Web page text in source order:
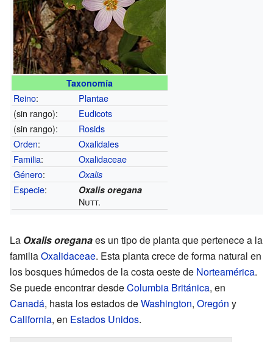
Taxonomía
Reino:
Plantae
(sin rango):
Eudicots
(sin rango):
Rosids
Orden:
Oxalidales
Familia:
Oxalidaceae
Género: Oxalis
Especie: Oxalis oregana
Nutt.
La Oxalis oreganaes un tipo de planta que pertenece a la
familiaOxalidaceae. Esta planta crece de forma natural en
los bosques húmedos de la costa oeste de Norteamérica.
Se puede encontrar desdeColumbia Británica, en
Canadá, hasta los estados deWashington, Oregón y
California, en Estados Unidos.